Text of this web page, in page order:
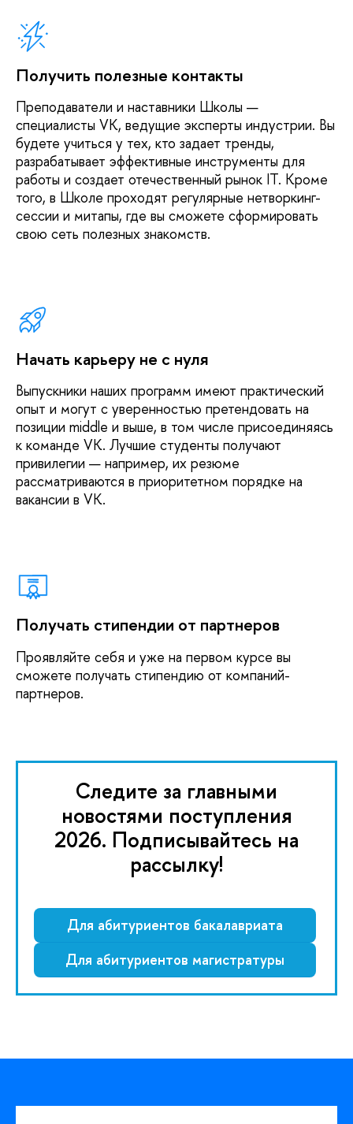
Получить полезные контакты
Преподаватели и наставники Школы —
специалисты VK, ведущие эксперты индустрии. Вы
будете учиться у тех, кто задает тренды,
разрабатывает эффективные инструменты для
работы и создает отечественный рынок IT. Кроме
того, в Школе проходят регулярные нетворкинг-
сессии и митапы, где вы сможете сформировать
свою сеть полезных знакомств.
Начать карьеру не с нуля
Выпускники наших программ имеют практический
опыт и могут с уверенностью претендовать на
позиции middle и выше, в том числе присоединяясь
к команде VK. Лучшие студенты получают
привилегии — например, их резюме
рассматриваются в приоритетном порядке на
вакансии в VK.
Получать стипендии от партнеров
Проявляйте себя и уже на первом курсе вы
сможете получать стипендию от компаний-
партнеров.
Следите за главными
новостями поступления
2026. Подписывайтесь на
рассылку!
Для абитуриентов бакалавриата
Для абитуриентов магистратуры